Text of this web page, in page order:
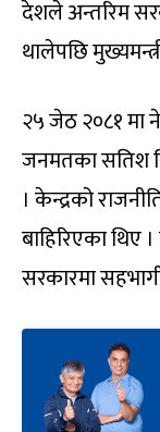
देशले अन्तरिम
थालेपछि
२५ जेठ २०८१ मा
जनमतका सतिश
। केन्द्रको
बाहिरिएका थिए
सरकारमा